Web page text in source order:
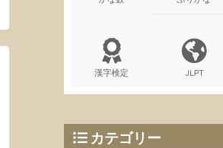
漢字検定 JLPT
カテゴリー